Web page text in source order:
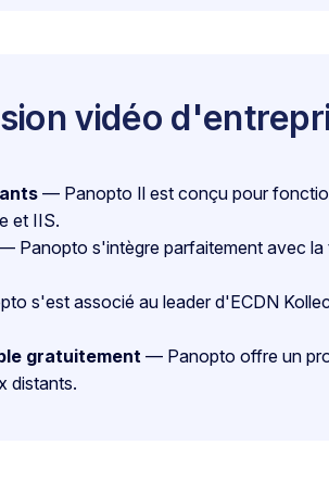
vidéo
— Panopto Il est conçu pour
et IIS.
Panopto s'intègre parfaitement avec la
s'est associé au leader d'ECDN
gratuitement — Panopto offre un
distants.